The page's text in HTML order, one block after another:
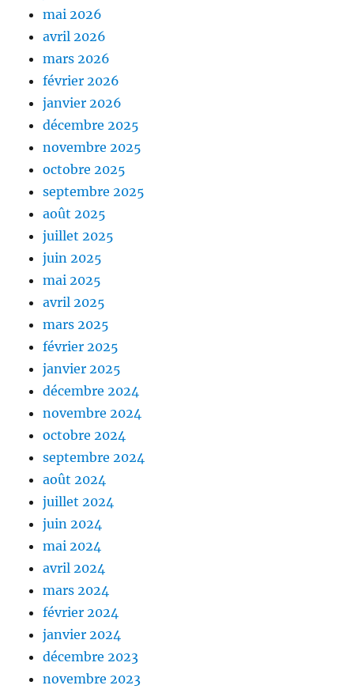
mai 2026
avril 2026
mars 2026
février 2026
janvier 2026
décembre 2025
novembre 2025
octobre 2025
septembre 2025
août 2025
juillet 2025
juin 2025
mai 2025
avril 2025
mars 2025
février 2025
janvier 2025
décembre 2024
novembre 2024
octobre 2024
septembre 2024
août 2024
juillet 2024
juin 2024
mai 2024
avril 2024
mars 2024
février 2024
janvier 2024
décembre 2023
novembre 2023